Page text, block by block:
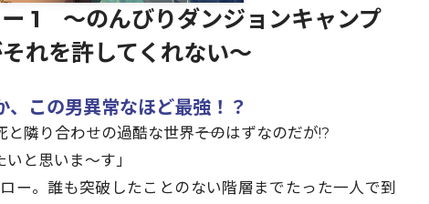
1 ～のんびりダンジョンキャンプ
れを許してくれない～
この男異常なほど最強！？
隣り合わせの過酷な世界――そのはずなのだが!?
と思いま～す」
ー。誰も突破したことのない階層までたった一人で到